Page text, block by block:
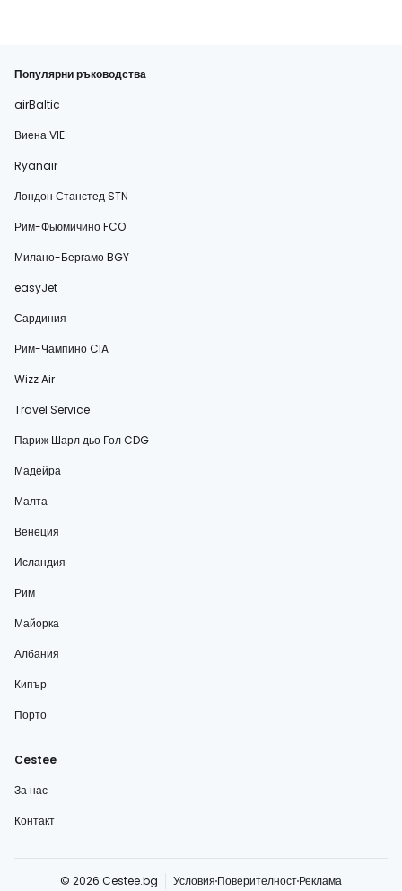
Популярни ръководства
airBaltic
Виена VIE
Ryanair
Лондон Станстед STN
Рим-Фьюмичино FCO
Милано-Бергамо BGY
easyJet
Сардиния
Рим-Чампино CIA
Wizz Air
Travel Service
Париж Шарл дьо Гол CDG
Мадейра
Малта
Венеция
Исландия
Рим
Майорка
Албания
Кипър
Порто
Cestee
За нас
Контакт
© 2026 Cestee.bg Условия ПоверителностРеклама